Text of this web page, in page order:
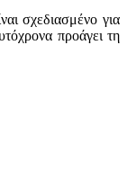
σχεδιασμένο για
προάγει τη